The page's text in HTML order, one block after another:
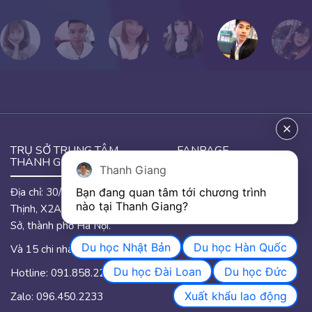
TRỤ SỞ TRUNG TÂM
THANH GIANG
Địa chỉ: 30/46 đường Hưng
Thịnh, X2A, phường Yên
Sở, thành phố Hà Nội.
Và 15 chi nhánh trên quốc.
Hotline: 091.858.2233
Zalo: 096.450.2233
FANPAGE
GOOGLE MAP
Thanh Giang
Bạn đang quan tâm tới chương trình
nào tại Thanh Giang?
Du học Nhật Bản
Du học Hàn Quốc
Du học Đài Loan
Du học Đức
Xuất khẩu lao động